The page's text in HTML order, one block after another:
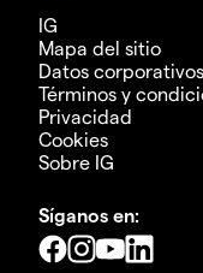
IG
Mapa del sitio
Datos corporativos
Términos y
Privacidad
Cookies
Sobre IG
Síganos en: